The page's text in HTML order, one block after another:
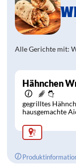
Alle Gerichte mit:
Hähnchen
gegrilltes
hausgemachte